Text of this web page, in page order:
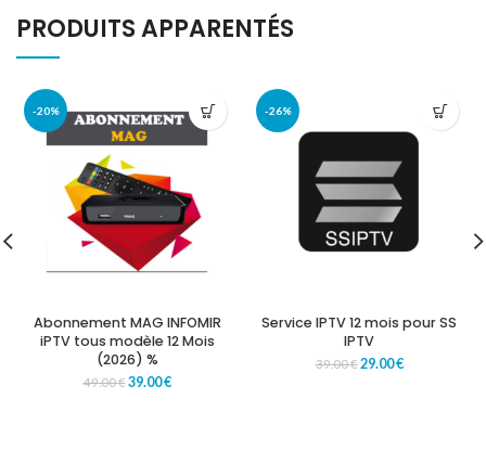
PRODUITS APPARENTÉS
-20%
Abonnement MAG INFOMIR
iPTV tous modèle 12 Mois
(2026) %
49.00€39.00€
-26%
Service IPTV 12 mois pour SS
IPTV
39.00€29.00€